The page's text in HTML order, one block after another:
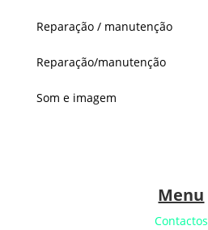
Reparação / manutenção
Reparação/manutenção
Som e imagem
Menu
Contactos